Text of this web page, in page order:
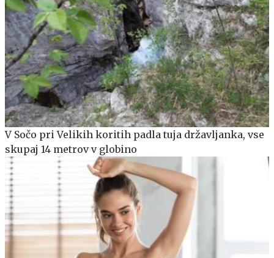
V Sočo pri Velikih koritih padla tuja državljanka, vse
skupaj 14 metrov v globino